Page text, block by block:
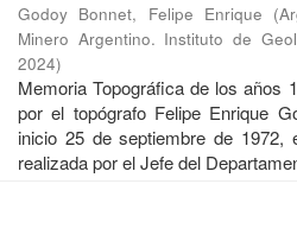
Godoy Bonnet, Felipe Enrique (
Minero Argentino. Instituto de
2024)
Memoria Topográfica de los años
por el topógrafo Felipe Enrique
inicio 25 de septiembre de 1972,
realizada por el Jefe del